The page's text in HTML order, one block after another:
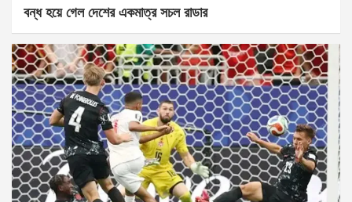
বন্ধ হয়ে গেল দেশের একমাত্র সচল রাডার